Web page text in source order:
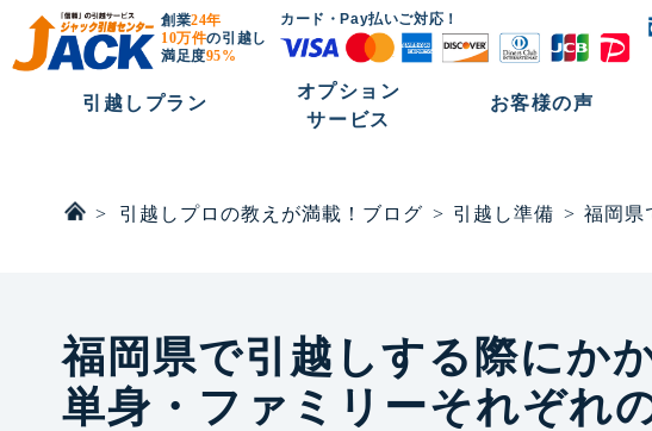
創業24年
10万件の引越し
満足度95%
カード・Pay払いご対応！
引越しプラン
オプション
サービス
お客様の声
> 引越しプロの教えが満載！ブログ > 引越し準備 > 福岡県
福岡県で引越しする際にか
単身・ファミリーそれぞれ